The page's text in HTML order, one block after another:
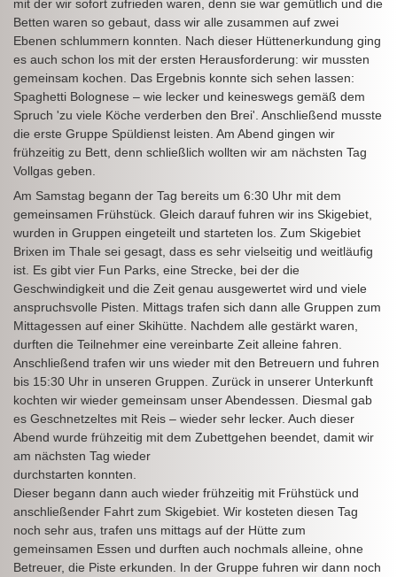
mit der wir sofort zufrieden waren, denn sie war gemütlich und die
Betten waren so gebaut, dass wir alle zusammen auf zwei
Ebenen schlummern konnten. Nach dieser Hüttenerkundung ging
es auch schon los mit der ersten Herausforderung: wir mussten
gemeinsam kochen. Das Ergebnis konnte sich sehen lassen:
Spaghetti Bolognese – wie lecker und keineswegs gemäß dem
Spruch 'zu viele Köche verderben den Brei'. Anschließend musste
die erste Gruppe Spüldienst leisten. Am Abend gingen wir
frühzeitig zu Bett, denn schließlich wollten wir am nächsten Tag
Vollgas geben.
Am Samstag begann der Tag bereits um 6:30 Uhr mit dem
gemeinsamen Frühstück. Gleich darauf fuhren wir ins Skigebiet,
wurden in Gruppen eingeteilt und starteten los. Zum Skigebiet
Brixen im Thale sei gesagt, dass es sehr vielseitig und weitläufig
ist. Es gibt vier Fun Parks, eine Strecke, bei der die
Geschwindigkeit und die Zeit genau ausgewertet wird und viele
anspruchsvolle Pisten. Mittags trafen sich dann alle Gruppen zum
Mittagessen auf einer Skihütte. Nachdem alle gestärkt waren,
durften die Teilnehmer eine vereinbarte Zeit alleine fahren.
Anschließend trafen wir uns wieder mit den Betreuern und fuhren
bis 15:30 Uhr in unseren Gruppen. Zurück in unserer Unterkunft
kochten wir wieder gemeinsam unser Abendessen. Diesmal gab
es Geschnetzeltes mit Reis – wieder sehr lecker. Auch dieser
Abend wurde frühzeitig mit dem Zubettgehen beendet, damit wir
am nächsten Tag wieder
durchstarten konnten.
Dieser begann dann auch wieder frühzeitig mit Frühstück und
anschließender Fahrt zum Skigebiet. Wir kosteten diesen Tag
noch sehr aus, trafen uns mittags auf der Hütte zum
gemeinsamen Essen und durften auch nochmals alleine, ohne
Betreuer, die Piste erkunden. In der Gruppe fuhren wir dann noch